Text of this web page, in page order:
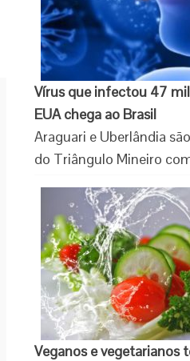
Vírus que infectou 47
EUA chega ao Brasil
Araguari e Uberlândia
do Triângulo Mineiro
Veganos e vegetarianos